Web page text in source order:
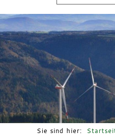
Bürgerservice &
Leben in Hasel
Freizeit &
Sie sind hier: